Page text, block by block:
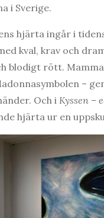
i Sverige.
hjärta ingår i
kval, krav och
blodigt rött.
–
Och i Kyssen –
hjärta ur en